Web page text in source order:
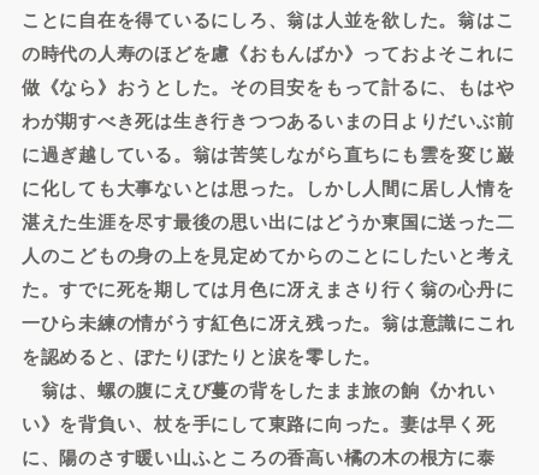
ことに自在を得ているにしろ、翁は人並を欲した。翁はこ
の時代の人寿のほどを慮《おもんばか》っておよそこれに
做《なら》おうとした。その目安をもって計るに、もはや
わが期すべき死は生き行きつつあるいまの日よりだいぶ前
に過ぎ越している。翁は苦笑しながら直ちにも雲を変じ巌
に化しても大事ないとは思った。しかし人間に居し人情を
湛えた生涯を尽す最後の思い出にはどうか東国に送った二
人のこどもの身の上を見定めてからのことにしたいと考え
た。すでに死を期しては月色に冴えまさり行く翁の心丹に
一ひら未練の情がうす紅色に冴え残った。翁は意識にこれ
を認めると、ぽたりぽたりと涙を零した。
翁は、螺の腹にえび蔓の背をしたまま旅の餉《かれい
い》を背負い、杖を手にして東路に向った。妻は早く死
に、陽のさす暖い山ふところの香高い橘の木の根方に泰